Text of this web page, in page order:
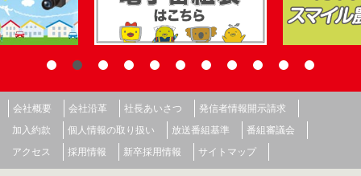
会社概要 会社沿革 社長あいさつ
発信者情報開示請求
加入約款
個人情報の取り扱い 放送番組基準
番組審議会
アクセス
採用情報 新卒採用情報 サイトマップ